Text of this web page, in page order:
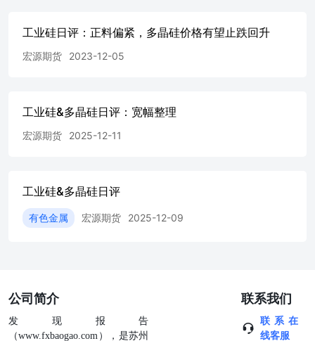
工业硅日评：正料偏紧，多晶硅价格有望止跌回升
宏源期货 2023-12-05
工业硅&多晶硅日评：宽幅整理
宏源期货 2025-12-11
工业硅&多晶硅日评
有色金属 宏源期货 2025-12-09
公司简介
发现报告
（www.fxbaogao.com），是苏州
联系我们
联系在
线客服